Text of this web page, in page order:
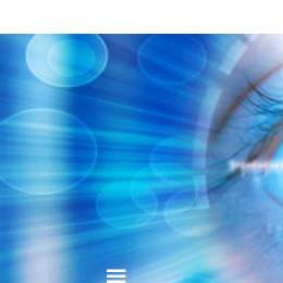
to
contentvinivida.lk